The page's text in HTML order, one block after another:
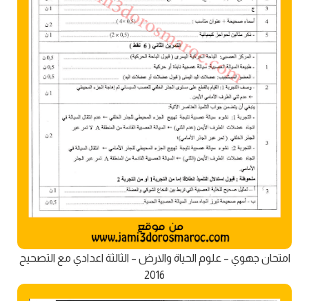
امتحان جهوي – علوم الحياة والارض – الثالثة اعدادي مع التصحيح
2016